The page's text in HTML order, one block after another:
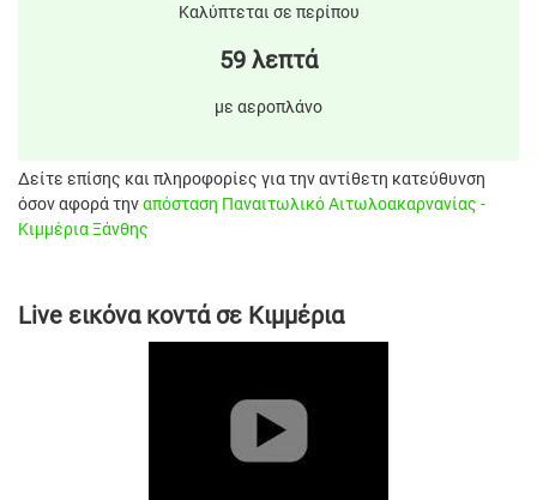
Καλύπτεται σε περίπου
59 λεπτά
με αεροπλάνο
Δείτε επίσης και πληροφορίες για την αντίθετη κατεύθυνση
όσον αφορά τηναπόσταση Παναιτωλικό Αιτωλοακαρνανίας -
Κιμμέρια Ξάνθης
Live εικόνα κοντά σε Κιμμέρια